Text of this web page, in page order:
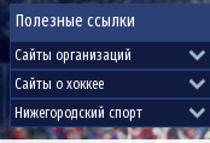
Полезные ссылки